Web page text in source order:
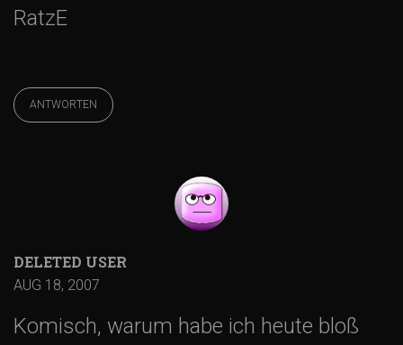
RatzE
ANTWORTEN
DELETED USER
AUG 18, 2007
Komisch, warum habe ich heute bloß